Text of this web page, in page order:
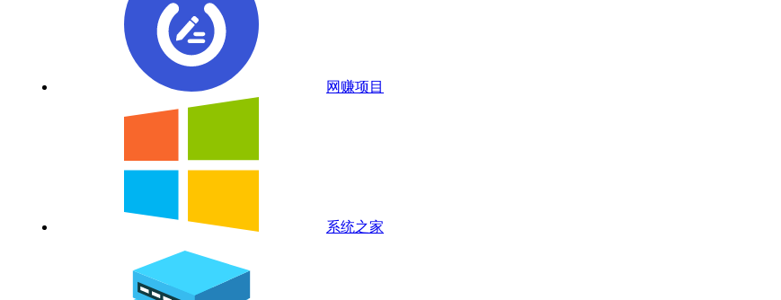
网赚项目
系统之家